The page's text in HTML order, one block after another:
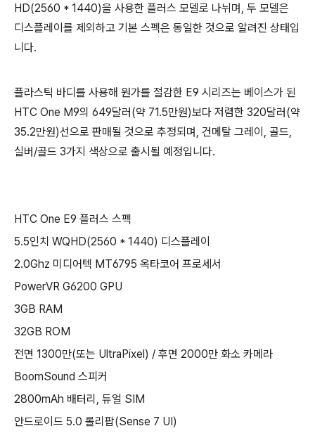
HD(2560 * 1440)을 사용한 플러스 모델로 나뉘며, 두 모델은
디스플레이를 제외하고 기본 스펙은 동일한 것으로 알려진 상태입
니다.
플라스틱 바디를 사용해 원가를 절감한 E9 시리즈는 베이스가 된
HTC One M9의 649달러(약 71.5만원)보다 저렴한 320달러(약
35.2만원)선으로 판매될 것으로 추정되며, 건메탈 그레이, 골드,
실버/골드 3가지 색상으로 출시될 예정입니다.
HTC One E9 플러스 스펙
5.5인치 WQHD(2560 * 1440) 디스플레이
2.0Ghz 미디어텍 MT6795 옥타코어 프로세서
PowerVR G6200 GPU
3GB RAM
32GB ROM
전면 1300만(또는 UltraPixel) / 후면 2000만 화소 카메라
BoomSound 스피커
2800mAh 배터리, 듀얼 SIM
안드로이드 5.0 롤리팝(Sense 7 UI)